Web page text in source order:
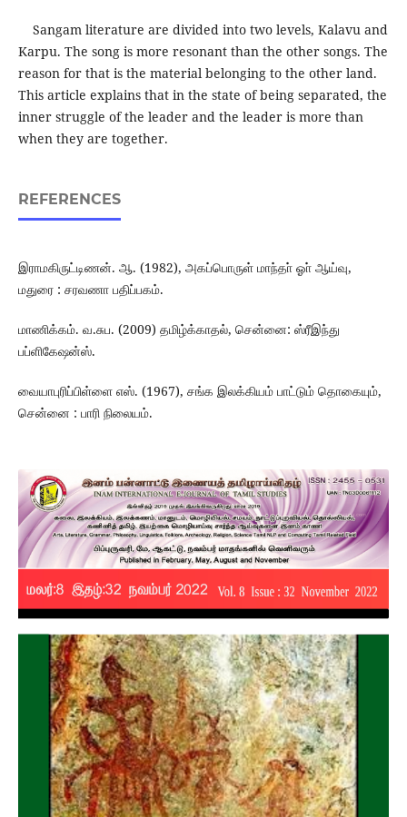
Sangam literature are divided into two levels, Kalavu and
Karpu. The song is more resonant than the other songs. The
reason for that is the material belonging to the other land.
This article explains that in the state of being separated, the
inner struggle of the leader and the leader is more than
when they are together.
REFERENCES
இராமகிருட்டிணன். ஆ. (1982), அகப்பொருள் மாந்தா் ஓா் ஆய்வு,
மதுரை : சரவணா பதிப்பகம்.
மாணிக்கம். வ.சுப. (2009) தமிழ்க்காதல், சென்னை: ஸ்ரீஇந்து
பப்ளிகேஷன்ஸ்.
வையாபுரிப்பிள்ளை எஸ். (1967), சங்க இலக்கியம் பாட்டும் தொகையும்,
சென்னை : பாரி நிலையம்.